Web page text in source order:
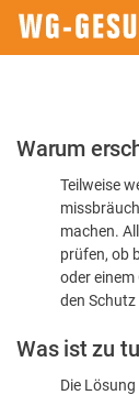
Bitte
dass
sind
Warum
Teilweise
machen.
prüfen, ob
oder
den Schutz
Was ist zu
Die